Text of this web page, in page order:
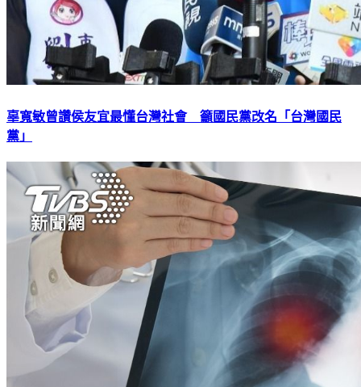
辜寬敏曾讚侯友宜最懂台灣社會 籲國民黨改名「台灣國民
黨」